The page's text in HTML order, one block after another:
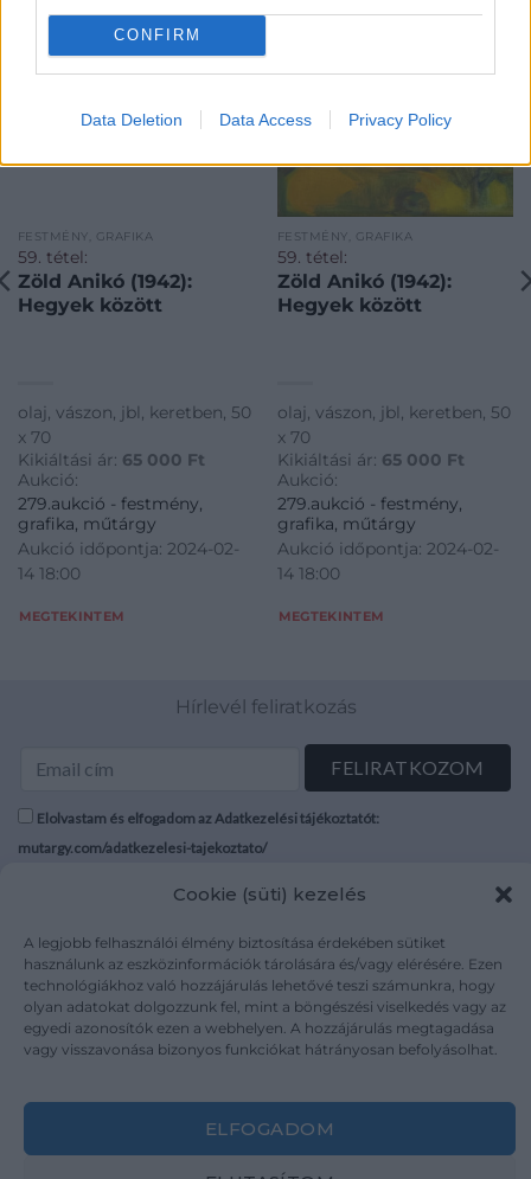
CONFIRM
Data Deletion Data Access Privacy Policy
Cookie (süti) kezelés
A legjobb felhasználói élmény biztosítása érdekében sütiket
használunk az eszközinformációk tárolására és/vagy elérésére. Ezen
technológiákhoz való hozzájárulás lehetővé teszi számunkra, hogy
olyan adatokat dolgozzunk fel, mint a böngészési viselkedés vagy az
egyedi azonosítók ezen a webhelyen. A hozzájárulás megtagadása
vagy visszavonása bizonyos funkciókat hátrányosan befolyásolhat.
ELFOGADOM
FESTMÉNY, GRAFIKA
59. tétel:
Zöld Anikó (1942):
Hegyek között
olaj, vászon, jbl, keretben, 50
x 70
Kikiáltási ár: 65 000 Ft
Aukció:
279.aukció - festmény,
grafika, műtárgy
Aukció időpontja: 2024-02-
14 18:00
MEGTEKINTEM
FESTMÉNY, GRAFIKA
59. tétel:
Zöld Anikó (1942):
Hegyek között
olaj, vászon, jbl, keretben, 50
x 70
Kikiáltási ár: 65 000 Ft
Aukció:
279.aukció - festmény,
grafika, műtárgy
Aukció időpontja: 2024-02-
14 18:00
MEGTEKINTEM
Hírlevél feliratkozás
Elolvastam és elfogadom az Adatkezelési tájékoztatót:
mutargy.com/adatkezelesi-tajekoztato/
Médiaajánlat
Karrier
Kapcsolat
Áraink
ÁSZF
Adatvédelem
Impresszum